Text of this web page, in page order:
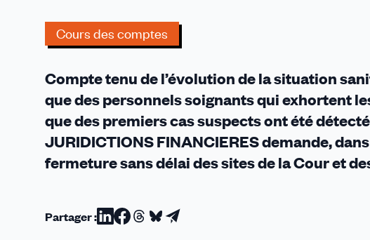
Cours des comptes
Compte tenu de l’évolution de la situation
que des personnels soignants qui exhortent
que des premiers cas suspects ont été
JURIDICTIONS FINANCIERES demande,
fermeture sans délai des sites de la Cour et
Partager :Partager
Partager
Partager
Partager
Partager